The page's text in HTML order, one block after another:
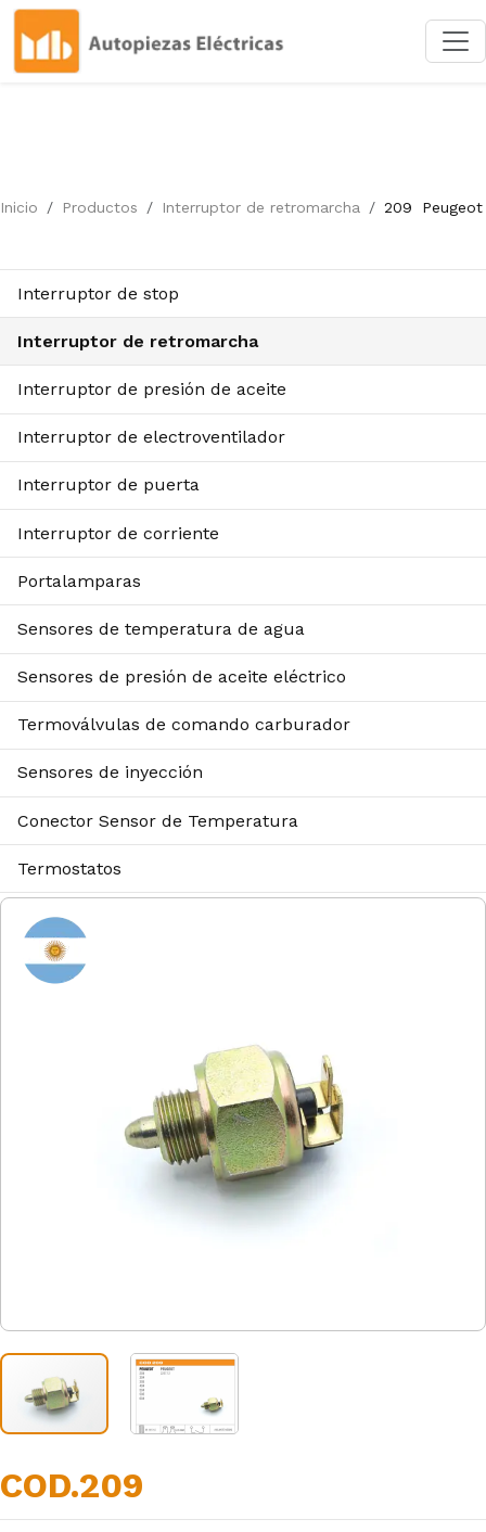
Inicio Productos Interruptor de retromarcha 209 Peugeot
Interruptor de stop
Interruptor de retromarcha
Interruptor de presión de aceite
Interruptor de electroventilador
Interruptor de puerta
Interruptor de corriente
Portalamparas
Sensores de temperatura de agua
Sensores de presión de aceite eléctrico
Termoválvulas de comando carburador
Sensores de inyección
Conector Sensor de Temperatura
Termostatos
COD.209